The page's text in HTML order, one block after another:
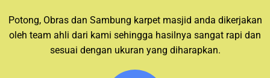
Potong, Obras dan Sambung karpet masjid anda dikerjakan
oleh team ahli dari kami sehingga hasilnya sangat rapi dan
sesuai dengan ukuran yang diharapkan.